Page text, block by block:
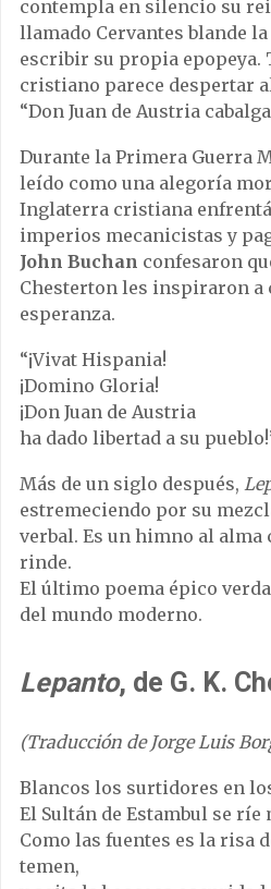
contempla en silencio su
llamado Cervantes blande la
escribir su propia epopeya.
cristiano parece despertar
“Don Juan de Austria
Durante la Primera Guerra
leído como una alegoría
Inglaterra cristiana
imperios mecanicistas y
John Buchan confesaron
Chesterton les inspiraron a
esperanza.
“¡Vivat Hispania!
¡Domino Gloria!
¡Don Juan de Austria
ha dado libertad a su
Más de un siglo después,
estremeciendo por su
verbal. Es un himno al alma
rinde.
El último poema épico
del mundo moderno.
Lepanto, de G. K.
(Traducción de Jorge Luis
Blancos los surtidores en
El Sultán de Estambul se ríe
Como las fuentes es la risa
temen,